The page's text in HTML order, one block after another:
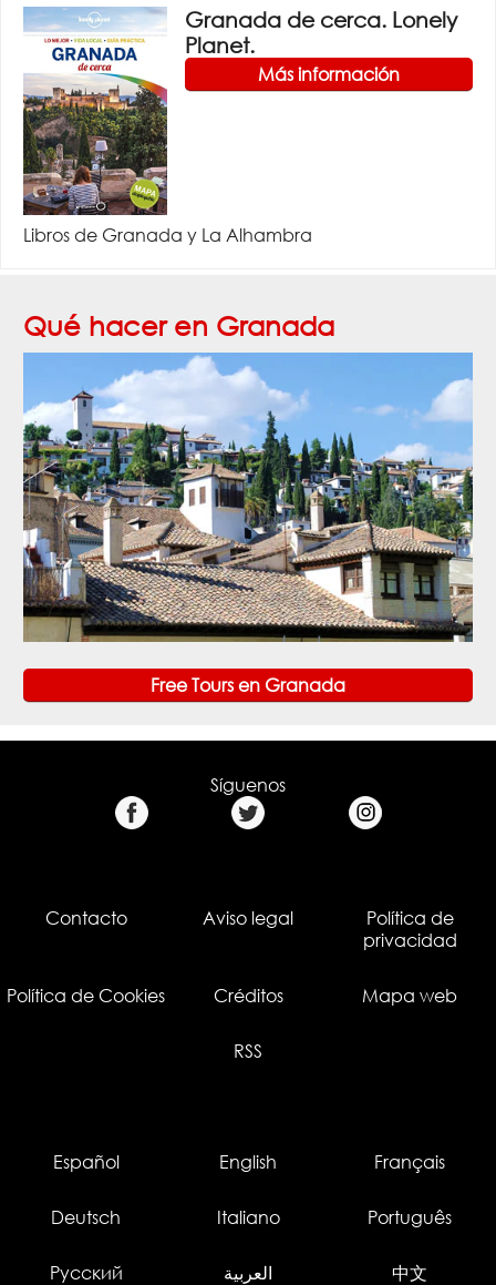
Granada de cerca. Lonely
Planet.
Más información
Libros de Granada y La Alhambra
Qué hacer en Granada
Free Tours en Granada
Síguenos
Contacto Aviso legal
Política de
privacidad
Política de Cookies Créditos Mapa web
RSS
Español English Français
Deutsch Italiano Português
Русский العربية 中文